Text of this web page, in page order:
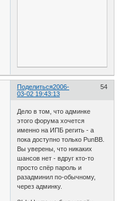
Поделиться 54
2006-
03-02 19:43:13
Дело в том, что админке
этого форума хочется
именно на ИПБ регить - а
пока доступно только PunBB.
Вы уверены, что никаких
шансов нет - вдруг кто-то
просто спёр пароль и
разадминил по-обычному,
через админку.